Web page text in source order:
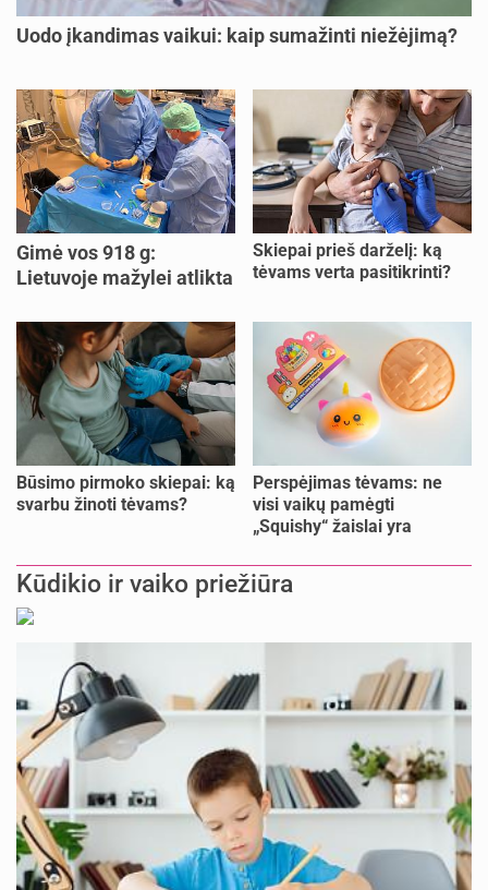
Uodo įkandimas vaikui: kaip sumažinti niežėjimą?
Gimė vos 918 g:
Lietuvoje mažylei atlikta
Skiepai prieš darželį: ką
tėvams verta pasitikrinti?
Būsimo pirmoko skiepai: ką
svarbu žinoti tėvams?
Perspėjimas tėvams: ne
visi vaikų pamėgti
„Squishy“ žaislai yra
Kūdikio ir vaiko priežiūra